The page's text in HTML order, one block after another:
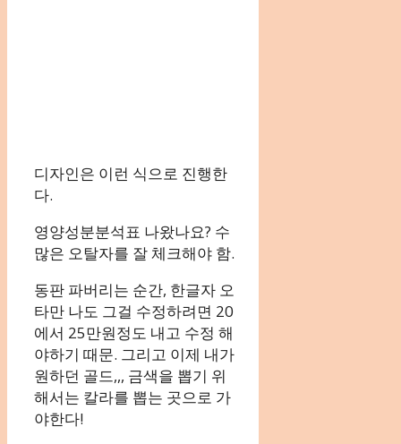
디자인은 이런 식으로 진행한
다.
영양성분분석표 나왔나요? 수
많은 오탈자를 잘 체크해야 함.
동판 파버리는 순간, 한글자 오
타만 나도 그걸 수정하려면 20
에서 25만원정도 내고 수정 해
야하기 때문. 그리고 이제 내가
원하던 골드,,, 금색을 뽑기 위
해서는 칼라를 뽑는 곳으로 가
야한다!